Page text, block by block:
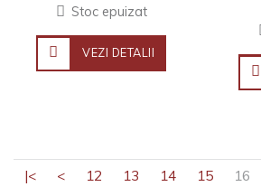
Stoc epuizat
VEZI DETALII
|< < 12 13 14 15 16